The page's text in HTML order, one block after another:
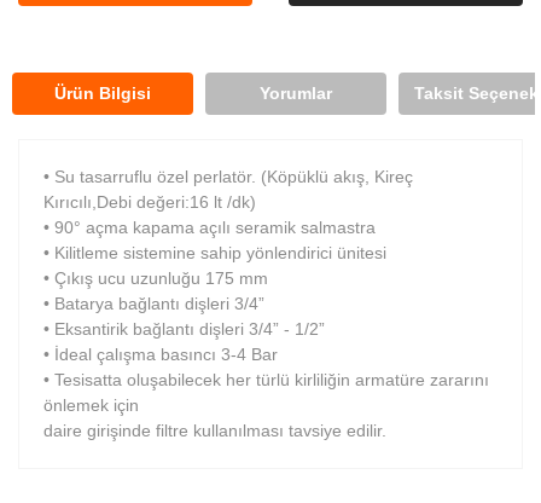
Ürün Bilgisi Yorumlar Taksit
• Su tasarruflu özel perlatör. (Köpüklü akış, Kireç
Kırıcılı,Debi değeri:16 lt /dk)
• 90° açma kapama açılı seramik salmastra
• Kilitleme sistemine sahip yönlendirici ünitesi
• Çıkış ucu uzunluğu 175 mm
• Batarya bağlantı dişleri 3/4”
• Eksantirik bağlantı dişleri 3/4” - 1/2”
• İdeal çalışma basıncı 3-4 Bar
• Tesisatta oluşabilecek her türlü kirliliğin armatüre zararını
önlemek için
daire girişinde filtre kullanılması tavsiye edilir.